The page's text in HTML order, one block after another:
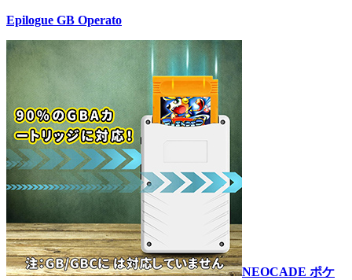
Epilogue GB Operato
NEOCADE ポケ